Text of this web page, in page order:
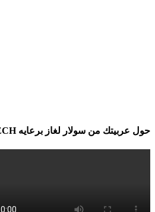
حول عربيتك من سولار لغاز برعايه GASTECH